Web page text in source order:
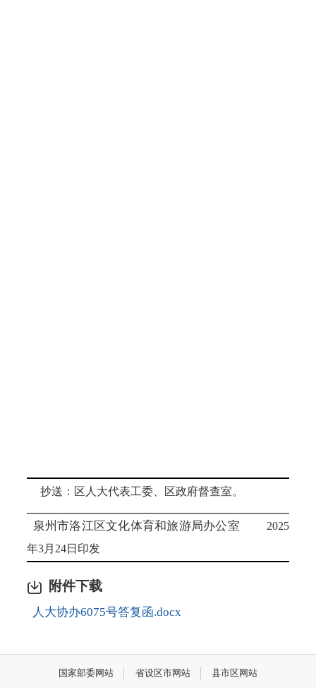
抄送： 区人大代表工委、区政府督查室。
泉州市洛江区文化体育和旅游局办公室 2025
年3月 24日印发
附件下载
人大协办6075号答复函.docx
国家部委网站 省设区市网站 县市区网站